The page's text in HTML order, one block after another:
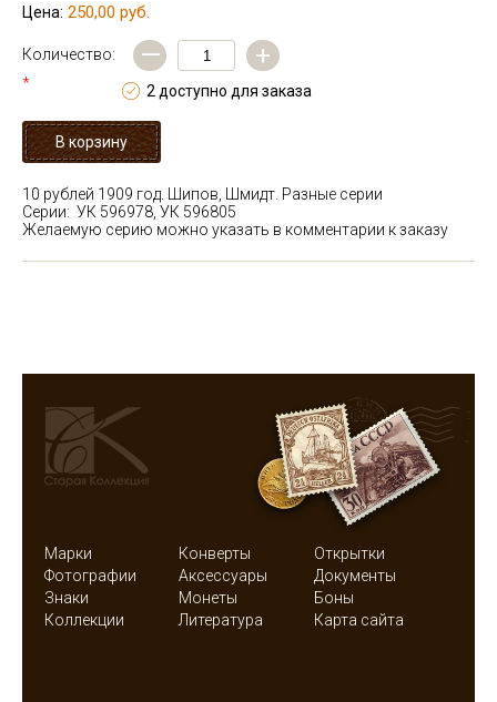
Цена: 250,00 руб.
Количество:
*
— +
2 доступно для заказа
10 рублей 1909 год. Шипов, Шмидт. Разные серии
Серии: УК 596978, УК 596805
Желаемую серию можно указать в комментарии к заказу
Марки Конверты
Открытки
Фотографии
Аксессуары
Документы
Знаки
Монеты
Боны
Коллекции
Литература Карта сайта